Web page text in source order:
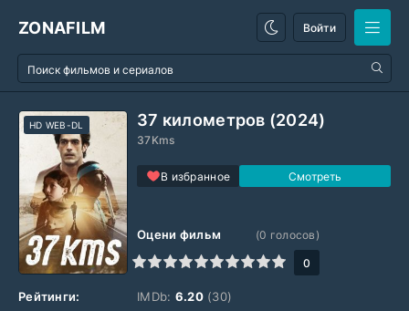
ZONAFILM Войти
37 километров (2024)
37Kms
В избранное
HD WEB-DL
Оцени фильм
1
2 3 4 5 6 7 8 9 10
(0 голосов)
0
Рейтинги: IMDb: 6.20(30)